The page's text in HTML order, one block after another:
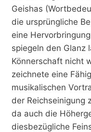
Geishas
die ursprüngliche
eine
spiegeln den Glanz
Könnerschaft nicht
zeichnete eine
musikalischen
der Reichseinigung
da auch die
diesbezügliche